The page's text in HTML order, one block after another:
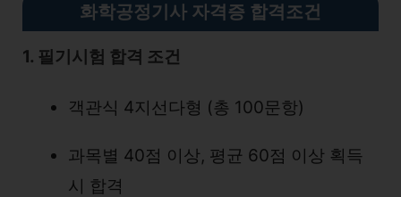
화학공정기사 자격증 합격조건
1. 필기시험 합격 조건
객관식 4지선다형 (총 100문항)
과목별 40점 이상, 평균 60점 이상 획득
시 합격